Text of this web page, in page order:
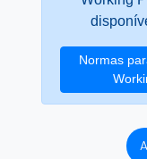
Normas